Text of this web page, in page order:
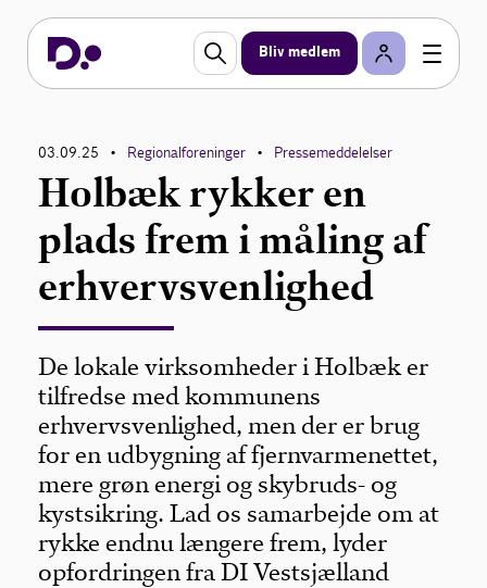
Bliv medlem
03.09.25 • Regionalforeninger • Pressemeddelelser
Holbæk rykker en
plads frem i måling af
erhvervsvenlighed
De lokale virksomheder i Holbæk er
tilfredse med kommunens
erhvervsvenlighed, men der er brug
for en udbygning af fjernvarmenettet,
mere grøn energi og skybruds- og
kystsikring. Lad os samarbejde om at
rykke endnu længere frem, lyder
opfordringen fra DI Vestsjælland